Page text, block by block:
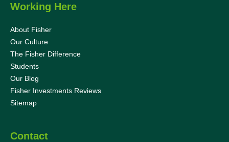
Working Here
About Fisher
Our Culture
The Fisher Difference
Students
Our Blog
Fisher Investments Reviews
Sitemap
Contact